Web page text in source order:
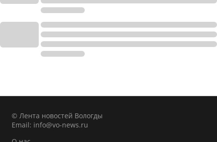
© Лента новостей Вологды
Email: info@vo-news.ru